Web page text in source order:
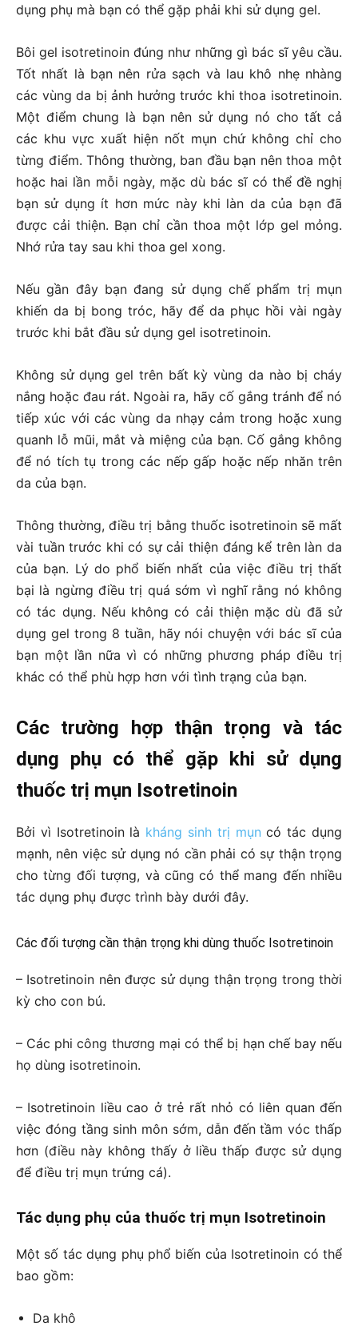
dụng phụ mà bạn có thể gặp phải khi sử dụng gel.
Bôi gel isotretinoin đúng như những gì bác sĩ yêu cầu.
Tốt nhất là bạn nên rửa sạch và lau khô nhẹ nhàng
các vùng da bị ảnh hưởng trước khi thoa isotretinoin.
Một điểm chung là bạn nên sử dụng nó cho tất cả
các khu vực xuất hiện nốt mụn chứ không chỉ cho
từng điểm. Thông thường, ban đầu bạn nên thoa một
hoặc hai lần mỗi ngày, mặc dù bác sĩ có thể đề nghị
bạn sử dụng ít hơn mức này khi làn da của bạn đã
được cải thiện. Bạn chỉ cần thoa một lớp gel mỏng.
Nhớ rửa tay sau khi thoa gel xong.
Nếu gần đây bạn đang sử dụng chế phẩm trị mụn
khiến da bị bong tróc, hãy để da phục hồi vài ngày
trước khi bắt đầu sử dụng gel isotretinoin.
Không sử dụng gel trên bất kỳ vùng da nào bị cháy
nắng hoặc đau rát. Ngoài ra, hãy cố gắng tránh để nó
tiếp xúc với các vùng da nhạy cảm trong hoặc xung
quanh lỗ mũi, mắt và miệng của bạn. Cố gắng không
để nó tích tụ trong các nếp gấp hoặc nếp nhăn trên
da của bạn.
Thông thường, điều trị bằng thuốc isotretinoin sẽ mất
vài tuần trước khi có sự cải thiện đáng kể trên làn da
của bạn. Lý do phổ biến nhất của việc điều trị thất
bại là ngừng điều trị quá sớm vì nghĩ rằng nó không
có tác dụng. Nếu không có cải thiện mặc dù đã sử
dụng gel trong 8 tuần, hãy nói chuyện với bác sĩ của
bạn một lần nữa vì có những phương pháp điều trị
khác có thể phù hợp hơn với tình trạng của bạn.
Các trường hợp thận trọng và tác
dụng phụ có thể gặp khi sử dụng
thuốc trị mụn Isotretinoin
Bởi vì Isotretinoin là kháng sinh trị mụn có tác dụng
mạnh, nên việc sử dụng nó cần phải có sự thận trọng
cho từng đối tượng, và cũng có thể mang đến nhiều
tác dụng phụ được trình bày dưới đây.
Các đối tượng cần thận trọng khi dùng thuốc Isotretinoin
– Isotretinoin nên được sử dụng thận trọng trong thời
kỳ cho con bú.
– Các phi công thương mại có thể bị hạn chế bay nếu
họ dùng isotretinoin.
– Isotretinoin liều cao ở trẻ rất nhỏ có liên quan đến
việc đóng tầng sinh môn sớm, dẫn đến tầm vóc thấp
hơn (điều này không thấy ở liều thấp được sử dụng
để điều trị mụn trứng cá).
Tác dụng phụ của thuốc trị mụn Isotretinoin
Một số tác dụng phụ phổ biến của Isotretinoin có thể
bao gồm:
Da khô